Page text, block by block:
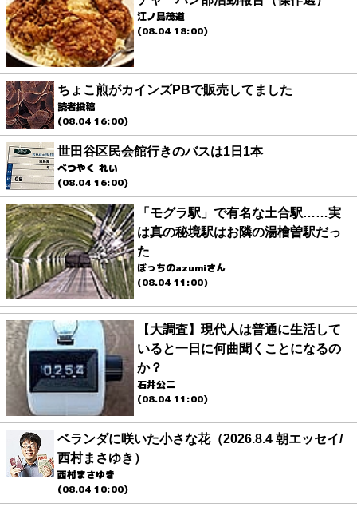
江ノ島茂道
(08.04 18:00)
ちょこ煎がカインズPBで販売してました
読者投稿
(08.04 16:00)
世田谷区民会館行きのバスは1日1本
べつやく れい
(08.04 16:00)
「モグラ駅」で有名な土合駅……実
は真の秘境駅はお隣の湯檜曽駅だっ
た
ぼっちのazumiさん
(08.04 11:00)
【大調査】現代人は普通に生活して
いると一日に何曲聞くことになるの
か？
石井公二
(08.04 11:00)
ベランダに咲いた小さな花（2026.8.4 朝エッセイ/
西村まさゆき）
西村まさゆき
(08.04 10:00)